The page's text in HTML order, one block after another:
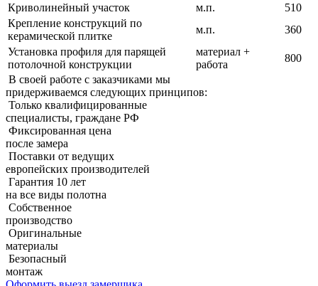
Криволинейный участок
м.п.
510
Крепление конструкций по
керамической плитке
м.п.
360
Установка профиля для парящей
потолочной конструкции
материал +
работа
800
В своей работе с заказчиками мы
придерживаемcя следующих принципов:
Только квалифицированные
специалисты, граждане РФ
Фиксированная цена
после замера
Поставки от ведущих
европейских производителей
Гарантия 10 лет
на все виды полотна
Собственное
производство
Оригинальные
материалы
Безопасный
монтаж